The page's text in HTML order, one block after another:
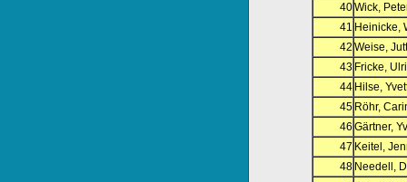
40Wick,
41 Heinicke,
42 Weise,
43 Fricke,
44 Hilse,
45 Röhr,
46 Gärtner,
47 Keitel,
48 Needell,